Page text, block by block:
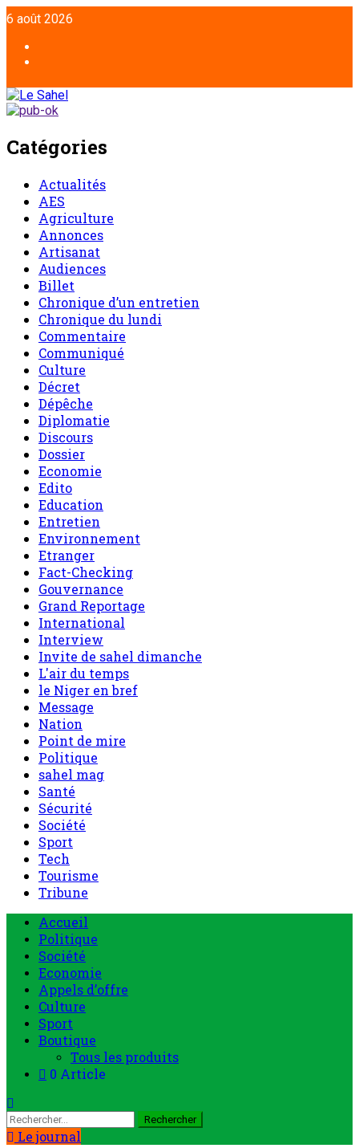
Aller
au
contenu
6 août 2026
Catégories
Actualités
AES
Agriculture
Annonces
Artisanat
Audiences
Billet
Chronique d’un entretien
Chronique du lundi
Commentaire
Communiqué
Culture
Décret
Dépêche
Diplomatie
Discours
Dossier
Economie
Edito
Education
Entretien
Environnement
Etranger
Fact-Checking
Gouvernance
Grand Reportage
International
Interview
Invite de sahel dimanche
L'air du temps
le Niger en bref
Message
Nation
Point de mire
Politique
sahel mag
Santé
Sécurité
Société
Sport
Tech
Tourisme
Tribune
Menu
principal
Accueil
Politique
Société
Economie
Appels d’offre
Culture
Sport
Boutique
Tous les produits
0 Article
Rechercher :
Le journal